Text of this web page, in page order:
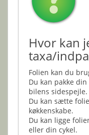
Hvor kan
taxa/
Folien kan du
Du kan pakke
bilens sidespejle.
Du kan sætte
køkkenskabe.
Du kan ligge
eller din cykel.